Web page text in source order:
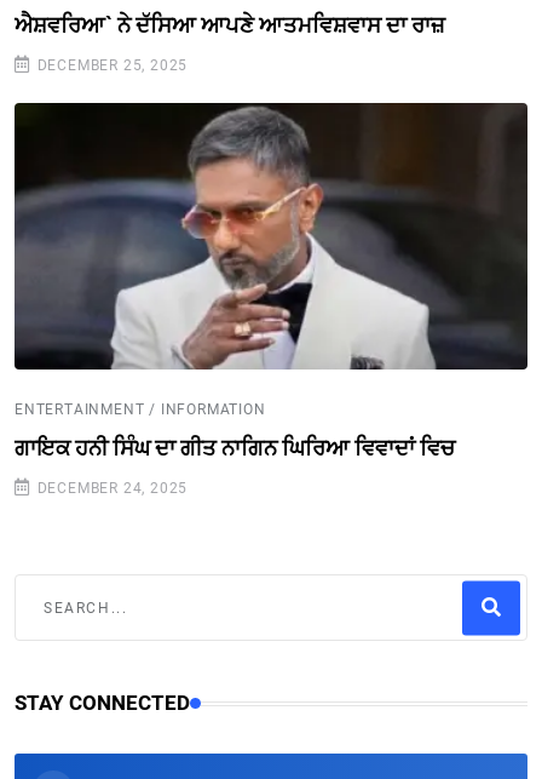
ਐਸ਼ਵਰਿਆ` ਨੇ ਦੱਸਿਆ ਆਪਣੇ ਆਤਮਵਿਸ਼ਵਾਸ ਦਾ ਰਾਜ਼
DECEMBER 25, 2025
ENTERTAINMENT / INFORMATION
ਗਾਇਕ ਹਨੀ ਸਿੰਘ ਦਾ ਗੀਤ ਨਾਗਿਨ ਘਿਰਿਆ ਵਿਵਾਦਾਂ ਵਿਚ
DECEMBER 24, 2025
STAY CONNECTED